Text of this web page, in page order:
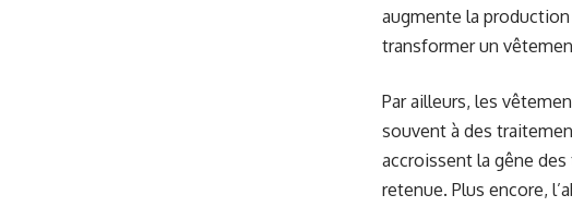
augmente la
transformer un
Par ailleurs, les
souvent à des
accroissent la gêne
retenue. Plus encore,